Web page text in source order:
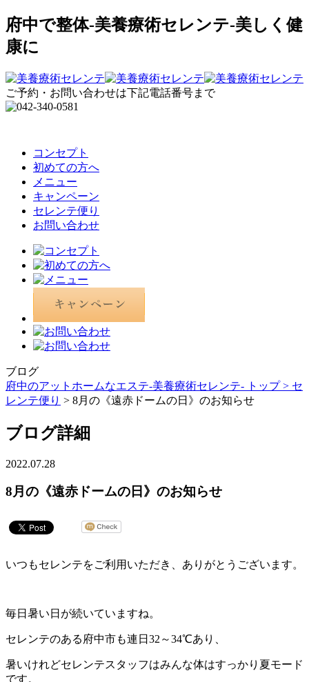
府中で整体-美養療術セレンテ-美しく健
康に
ご予約・お問い合わせは下記電話番号まで
コンセプト
初めての方へ
メニュー
キャンペーン
セレンテ便り
お問い合わせ
ブログ
府中のアットホームなエステ-美養療術セレンテ- トップ > セ
レンテ便り > 8月の《遠赤ドームの日》のお知らせ
ブログ詳細
2022.07.28
8月の《遠赤ドームの日》のお知らせ
いつもセレンテをご利用いただき、ありがとうございます。
毎日暑い日が続いていますね。
セレンテのある府中市も連日32～34℃あり、
暑いけれどセレンテスタッフはみんな体はすっかり夏モード
です。